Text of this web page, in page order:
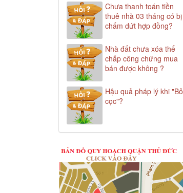
Chưa thanh toán tiền
thuê nhà 03 tháng có bị
chấm dứt hợp đồng?
Nhà đất chưa xóa thế
chấp công chứng mua
bán được không ?
Hậu quả pháp lý khi "Bỏ
cọc"?